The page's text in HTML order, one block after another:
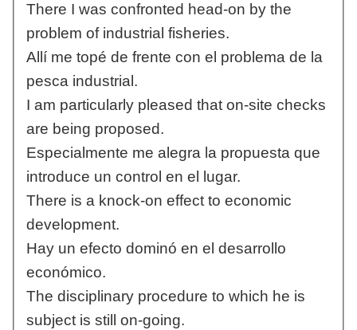
There I was confronted head-on by the
problem of industrial fisheries.
Allí me topé de frente con el problema de la
pesca industrial.
I am particularly pleased that on-site checks
are being proposed.
Especialmente me alegra la propuesta que
introduce un control en el lugar.
There is a knock-on effect to economic
development.
Hay un efecto dominó en el desarrollo
económico.
The disciplinary procedure to which he is
subject is still on-going.